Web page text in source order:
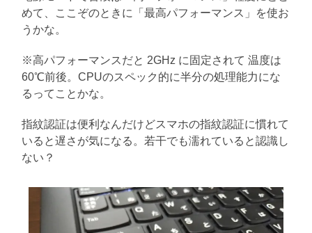
めて、ここぞのときに「最高パフォーマンス」を使お
うかな。
※高パフォーマンスだと 2GHz に固定されて 温度は
60℃前後。CPUのスペック的に半分の処理能力にな
るってことかな。
指紋認証は便利なんだけどスマホの指紋認証に慣れて
いると遅さが気になる。若干でも濡れていると認識し
ない？